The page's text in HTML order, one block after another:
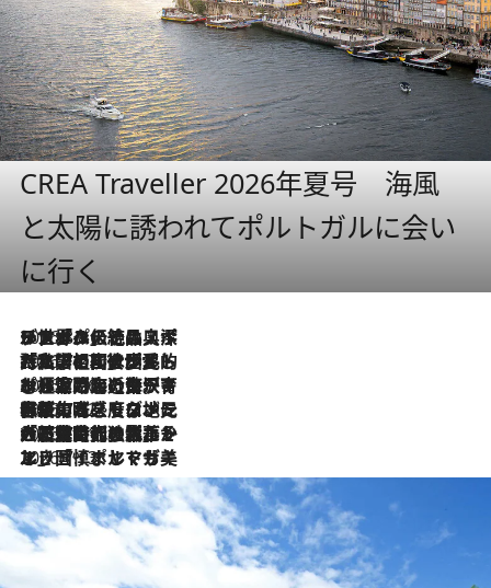
CREA Traveller 2026年夏号 海風
と太陽に誘われてポルトガルに会い
に行く
2026.8.8
リスボンの絶品スイーツ「パステル・デ・ナタ」とは？ポルトガル伝統の奥深い世界へ
2026.7.27
「私の祖国はポルトガル語です」国民的詩人フェルナンド・ペソアと、彼が愛した文学の街を歩く
2026.7.26
ポルトガル近海が育む極上の海の幸。キリリと冷えた白ワインと愉しむ、シーフード専門店の贅沢
2026.7.22
伝統の味をモダンに昇華。高感度な地元客が集う、リスボンの最旬ガストロノミー
2026.7.21
大航海時代の栄華から、震災、独裁、そして革命へ。ポルトガル・首都リスボンの石畳に刻まれた「歴史の光と影」
2026.7.13
エッセイ・ヤマザキマリ「慎ましくも美しき国 ポルトガル」